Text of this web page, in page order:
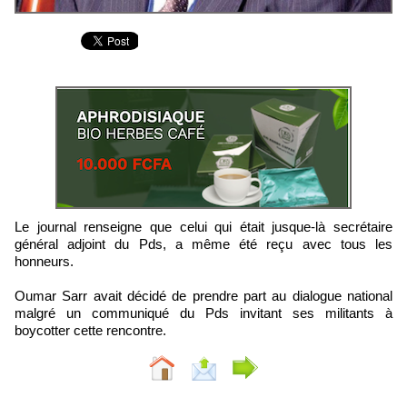
Le journal renseigne que celui qui était jusque-là secrétaire
général adjoint du Pds, a même été reçu avec tous les
honneurs.
Oumar Sarr avait décidé de prendre part au dialogue national
malgré un communiqué du Pds invitant ses militants à
boycotter cette rencontre.